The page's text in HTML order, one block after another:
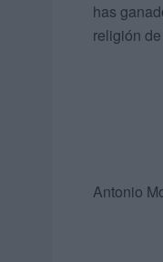
has
religión
Antonio